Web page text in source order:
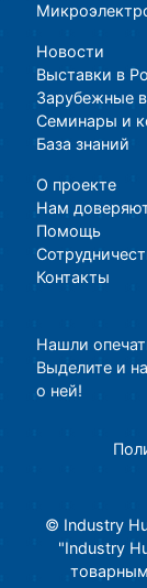
Новости
Выставки в
Зарубежные
Семинары и
База знаний
О проекте
Нам
Помощь
Контакты
Нашли
Выделите и
о ней!
© Industry
"Industry